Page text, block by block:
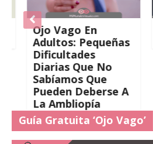
Ojo Vago En
Adultos: Pequeñas
Dificultades
Diarias Que No
Sabíamos Que
Pueden Deberse A
La Ambliopía
Guía Gratuita ‘Ojo Vago’